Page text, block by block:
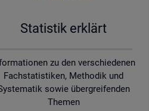
Sta­tis­tik er­klärt
zu den verschiedenen
Fachstatistiken, Methodik und
sowie übergreifenden
Themen